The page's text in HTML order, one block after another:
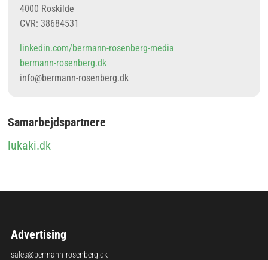
4000 Roskilde
CVR: 38684531
linkedin.com/bermann-rosenberg-media
bermann-rosenberg.dk
info@bermann-rosenberg.dk
Samarbejdspartnere
lukaki.dk
Advertising
sales@bermann-rosenberg.dk